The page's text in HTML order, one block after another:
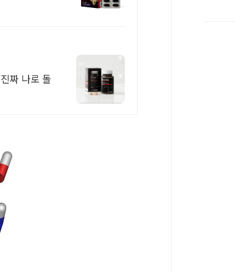
짜 나로 돌